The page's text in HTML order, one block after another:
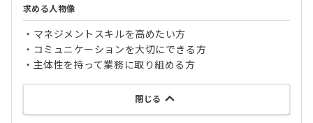
求める人物像
・マネジメントスキルを高めたい方
・コミュニケーションを大切にできる方
・主体性を持って業務に取り組める方
閉じる